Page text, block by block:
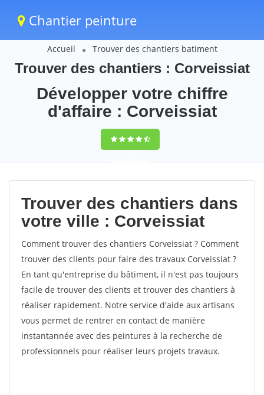
Chantier peinture
Accueil Trouver des chantiers batiment
Trouver des chantiers : Corveissiat
Développer votre chiffre
d'affaire : Corveissiat
9,5(100%)62
votes
Trouver des chantiers dans
votre ville : Corveissiat
Comment trouver des chantiers Corveissiat ? Comment
trouver des clients pour faire des travaux Corveissiat ?
En tant qu'entreprise du bâtiment, il n'est pas toujours
facile de trouver des clients et trouver des chantiers à
réaliser rapidement. Notre service d'aide aux artisans
vous permet de rentrer en contact de manière
instantannée avec des peintures à la recherche de
professionnels pour réaliser leurs projets travaux.